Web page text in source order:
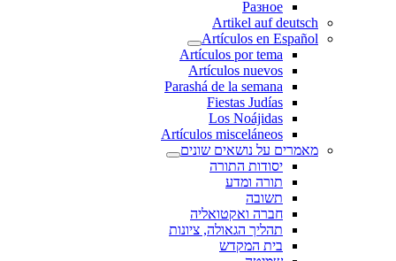
Разное
Artikel auf deutsch
Artículos en Español
Artículos por tema
Artículos nuevos
Parashá de la semana
Fiestas Judías
Los Noájidas
Artículos misceláneos
מאמרים על נושאים שונים
יסודות התורה
תורה ומדע
תשובה
חברה ואקטואליה
תהליך הגאולה, ציונות
בית המקדש